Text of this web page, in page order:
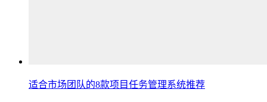
适合市场团队的8款项目任务管理系统推荐